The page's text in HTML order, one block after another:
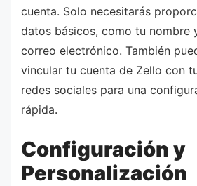
cuenta. Solo necesitarás
datos básicos, como tu nombre
correo electrónico. También
vincular tu cuenta de Zello con
redes sociales para una
rápida.
Configuración y
Personalización